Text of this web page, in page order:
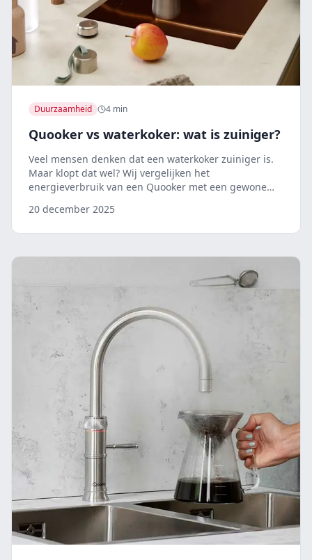
Duurzaamheid 4 min
Quooker vs waterkoker: wat is zuiniger?
Veel mensen denken dat een waterkoker zuiniger is.
Maar klopt dat wel? Wij vergelijken het
energieverbruik van een Quooker met een gewone
20 december 2025